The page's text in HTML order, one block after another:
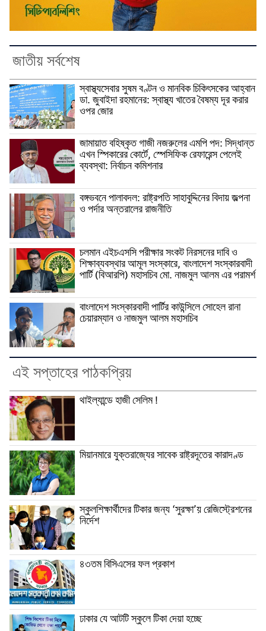
জাতীয় সর্বশেষ
স্বাস্থ্যসেবার সুষম বণ্টন ও মানবিক চিকিৎসকের আহ্বান
ডা. জুবাইদা রহমানের: স্বাস্থ্য খাতের বৈষম্য দূর করার
ওপর জোর
জামায়াত বহিষ্কৃত গাজী নজরুলের এমপি পদ: সিদ্ধান্ত
এখন স্পিকারের কোর্টে, স্পেসিফিক রেফারেন্স পেলেই
ব্যবস্থা: নির্বাচন কমিশনার
বঙ্গভবনে পালাবদল: রাষ্ট্রপতি সাহাবুদ্দিনের বিদায় জল্পনা
ও পর্দার অন্তরালের রাজনীতি
চলমান এইচএসসি পরীক্ষার সংকট নিরসনের দাবি ও
শিক্ষাব্যবস্থার আমূল সংস্কারে, বাংলাদেশ সংস্কারবাদী
পার্টি (বিআরপি) মহাসচিব মো. নাজমুল আলম এর পরামর্শ
বাংলাদেশ সংস্কারবাদী পার্টির কাউন্সিলে সোহেল রানা
চেয়ারম্যান ও নাজমুল আলম মহাসচিব
এই সপ্তাহের পাঠকপ্রিয়
থাইল্যান্ডে হাজী সেলিম !
মিয়ানমারে যুক্তরাজ্যের সাবেক রাষ্ট্রদূতের কারাদণ্ড
স্কুলশিক্ষার্থীদের টিকার জন্য ‘সুরক্ষা’য় রেজিস্ট্রেশনের
নির্দেশ
৪৩তম বিসিএসের ফল প্রকাশ
ঢাকার যে আটটি স্কুলে টিকা দেয়া হচ্ছে